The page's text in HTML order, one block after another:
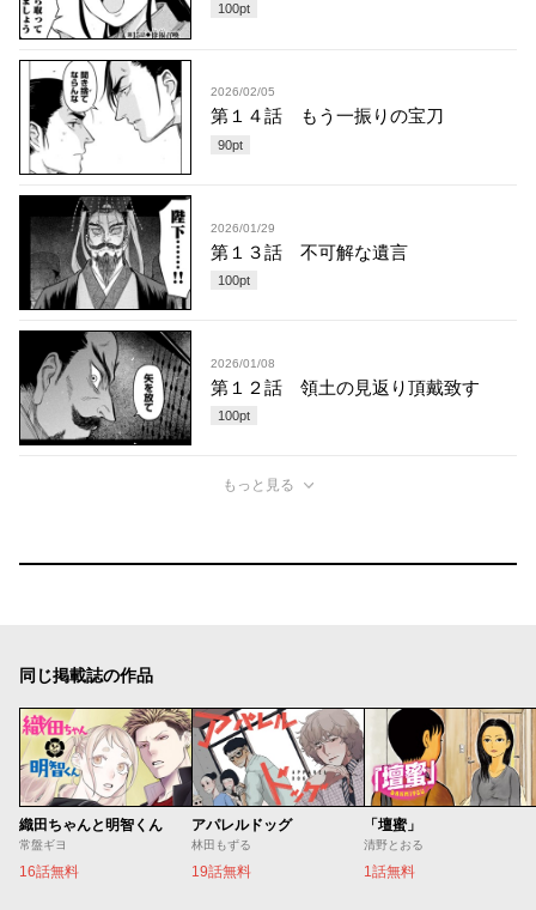
100pt
2026/02/05
第１４話 もう一振りの宝刀
90pt
2026/01/29
第１３話 不可解な遺言
100pt
2026/01/08
第１２話 領土の見返り頂戴致す
100pt
もっと見る
同じ掲載誌の作品
織田ちゃんと明智くん
常盤ギヨ
16話無料
アパレルドッグ
林田もずる
19話無料
「壇蜜」
清野とおる
1話無料